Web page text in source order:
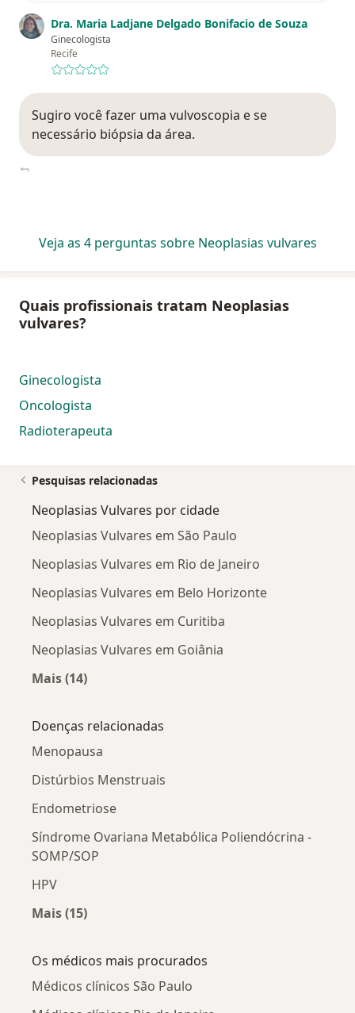
Dra. Maria Ladjane Delgado Bonifacio de Souza
Ginecologista
Recife
Sugiro você fazer uma vulvoscopia e se
necessário biópsia da área.
Veja as 4 perguntas sobre Neoplasias vulvares
Quais profissionais tratam Neoplasias
vulvares?
Ginecologista
Oncologista
Radioterapeuta
Pesquisas relacionadas
Neoplasias Vulvares por cidade
Neoplasias Vulvares em São Paulo
Neoplasias Vulvares em Rio de Janeiro
Neoplasias Vulvares em Belo Horizonte
Neoplasias Vulvares em Curitiba
Neoplasias Vulvares em Goiânia
Mais (14)
Doenças relacionadas
Menopausa
Distúrbios Menstruais
Endometriose
Síndrome Ovariana Metabólica Poliendócrina -
SOMP/SOP
HPV
Mais (15)
Os médicos mais procurados
Médicos clínicos São Paulo